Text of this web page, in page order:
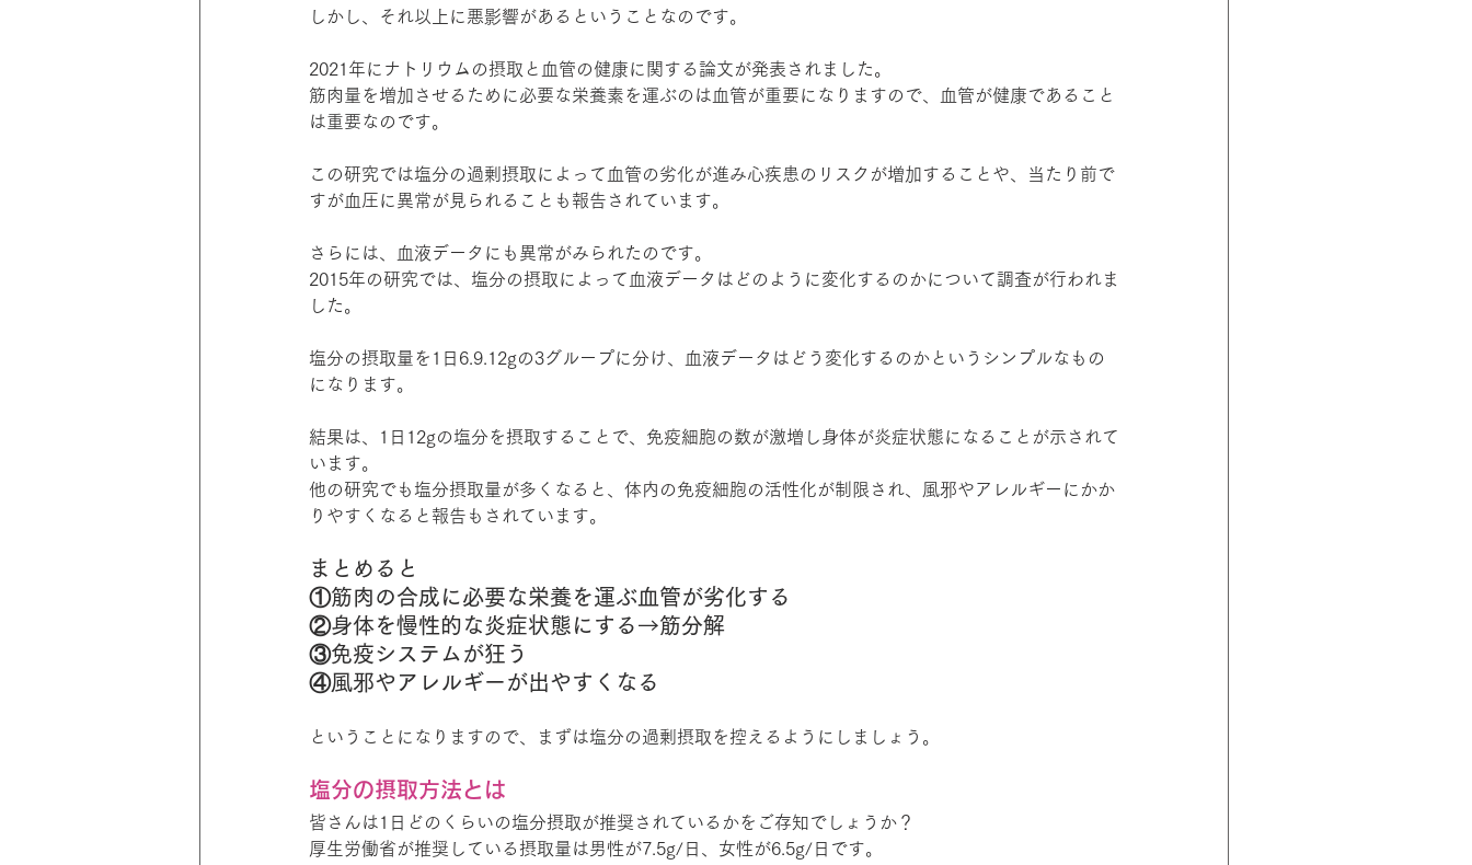
しかし、それ以上に悪影響があるということなのです。
2021年にナトリウムの摂取と血管の健康に関する論文が発表されました。
筋肉量を増加させるために必要な栄養素を運ぶのは血管が重要になりますので、血管が健康であること
は重要なのです。
この研究では塩分の過剰摂取によって血管の劣化が進み心疾患のリスクが増加することや、当たり前で
すが血圧に異常が見られることも報告されています。
さらには、血液データにも異常がみられたのです。
2015年の研究では、塩分の摂取によって血液データはどのように変化するのかについて調査が行われま
した。
塩分の摂取量を1日6.9.12gの3グループに分け、血液データはどう変化するのかというシンプルなもの
になります。
結果は、1日12gの塩分を摂取することで、免疫細胞の数が激増し身体が炎症状態になることが示されて
います。
他の研究でも塩分摂取量が多くなると、体内の免疫細胞の活性化が制限され、風邪やアレルギーにかか
りやすくなると報告もされています。
まとめると
①筋肉の合成に必要な栄養を運ぶ血管が劣化する
②身体を慢性的な炎症状態にする→筋分解
③免疫システムが狂う
④風邪やアレルギーが出やすくなる
ということになりますので、まずは塩分の過剰摂取を控えるようにしましょう。
塩分の摂取方法とは
皆さんは1日どのくらいの塩分摂取が推奨されているかをご存知でしょうか？
厚生労働省が推奨している摂取量は男性が7.5g/日、女性が6.5g/日です。